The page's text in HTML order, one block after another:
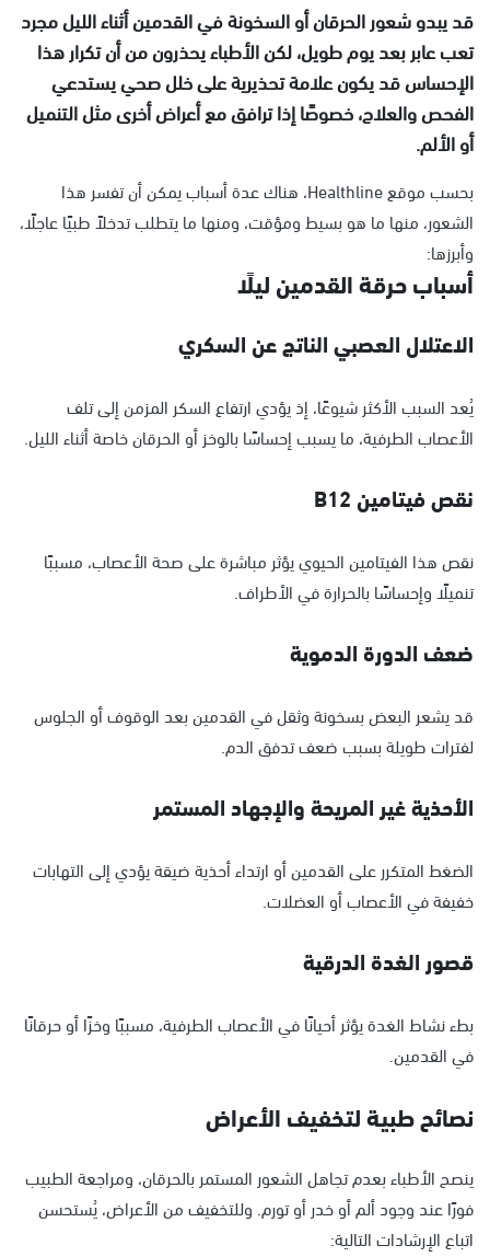
قد يبدو شعور الحرقان أو السخونة في القدمين أثناء الليل مجرد
تعب عابر بعد يوم طويل، لكن الأطباء يحذرون من أن تكرار هذا
الإحساس قد يكون علامة تحذيرية على خلل صحي يستدعي
الفحص والعلاج، خصوصًا إذا ترافق مع أعراض أخرى مثل التنميل
أو الألم.
بحسب موقع Healthline، هناك عدة أسباب يمكن أن تفسر هذا
الشعور، منها ما هو بسيط ومؤقت، ومنها ما يتطلب تدخلاً طبيًا عاجلًا،
وأبرزها:
أسباب حرقة القدمين ليلًا
الاعتلال العصبي الناتج عن السكري
يُعد السبب الأكثر شيوعًا، إذ يؤدي ارتفاع السكر المزمن إلى تلف
الأعصاب الطرفية، ما يسبب إحساسًا بالوخز أو الحرقان خاصة أثناء الليل.
نقص فيتامين B12
نقص هذا الفيتامين الحيوي يؤثر مباشرة على صحة الأعصاب، مسببًا
تنميلًا وإحساسًا بالحرارة في الأطراف.
ضعف الدورة الدموية
قد يشعر البعض بسخونة وثقل في القدمين بعد الوقوف أو الجلوس
لفترات طويلة بسبب ضعف تدفق الدم.
الأحذية غير المريحة والإجهاد المستمر
الضغط المتكرر على القدمين أو ارتداء أحذية ضيقة يؤدي إلى التهابات
خفيفة في الأعصاب أو العضلات.
قصور الغدة الدرقية
بطء نشاط الغدة يؤثر أحيانًا في الأعصاب الطرفية، مسببًا وخزًا أو حرقانًا
في القدمين.
نصائح طبية لتخفيف الأعراض
ينصح الأطباء بعدم تجاهل الشعور المستمر بالحرقان، ومراجعة الطبيب
فورًا عند وجود ألم أو خدر أو تورم. وللتخفيف من الأعراض، يُستحسن
اتباع الإرشادات التالية: